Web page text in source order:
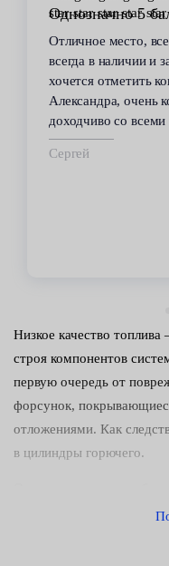
Однозначно 5
Отличное место,
всегда в наличии и
хочется отметить
Александра, очень
доходчиво со
Сергей
Низкое качество
строя компонентов
первую очередь от
форсунок,
отложениями. Как
в цилиндры горючего.